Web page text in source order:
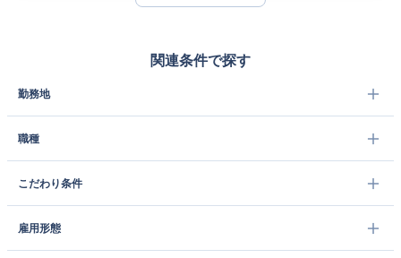
関連条件で探す
勤務地
職種
こだわり条件
雇用形態